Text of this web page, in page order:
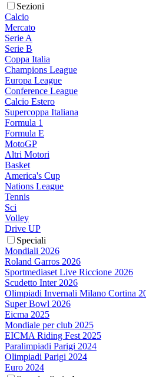
Sezioni
Calcio
Mercato
Serie A
Serie B
Coppa Italia
Champions League
Europa League
Conference League
Calcio Estero
Supercoppa Italiana
Formula 1
Formula E
MotoGP
Altri Motori
Basket
America's Cup
Nations League
Tennis
Sci
Volley
Drive UP
Speciali
Mondiali 2026
Roland Garros 2026
Sportmediaset Live Riccione 2026
Scudetto Inter 2026
Olimpiadi Invernali Milano Cortina
Super Bowl 2026
Eicma 2025
Mondiale per club 2025
EICMA Riding Fest 2025
Paralimpiadi Parigi 2024
Olimpiadi Parigi 2024
Euro 2024